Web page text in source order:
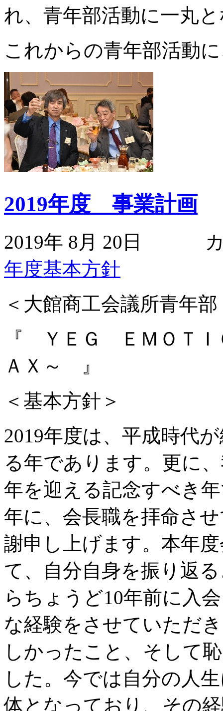
れ、青年部活動に一丸
これからの青年部活動
2019年度 事業計画
2019年 8月 20日 カ
年度基本方針
＜大館商工会議所青年
『 ＹＥＧ ＥＭＯＴＩ
ＡＸ～ 』
＜基本方針＞
2019年度は、平成時代
る年であります。更に
年を迎える記念すべき
年に、会長職を拝命さ
謝申し上げます。本年
て、自分自身を振り返
らちょうど10年前に入
な経験をさせていただ
しかったこと、そして
した。今では自分の人
体となっており、その